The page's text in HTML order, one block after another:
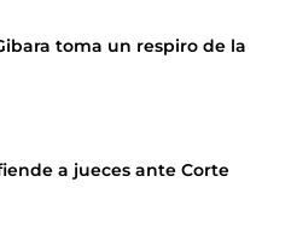
toma un respiro de la
a jueces ante Corte